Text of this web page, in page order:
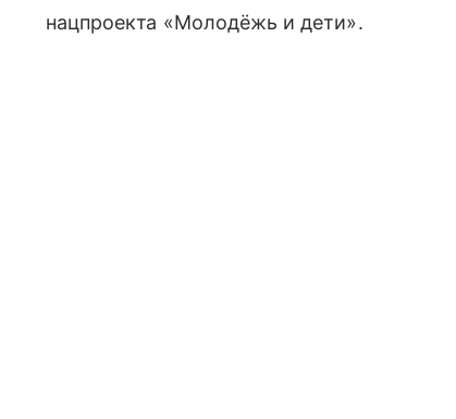
нацпроекта «Молодёжь и дети».